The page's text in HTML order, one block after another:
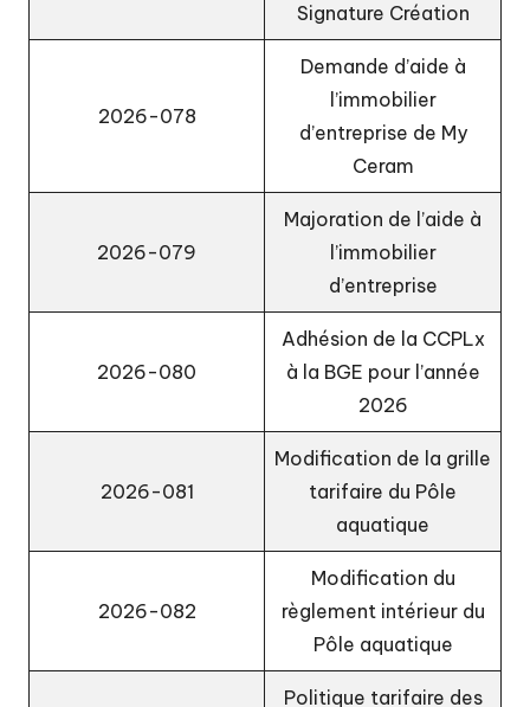
Signature Création
2026-078
Demande d’aide à
l’immobilier
d’entreprise de My
Ceram
2026-079
Majoration de l’aide à
l’immobilier
d’entreprise
2026-080
Adhésion de la CCPLx
à la BGE pour l’année
2026
2026-081
Modification de la grille
tarifaire du Pôle
aquatique
2026-082
Modification du
règlement intérieur du
Pôle aquatique
Politique tarifaire des